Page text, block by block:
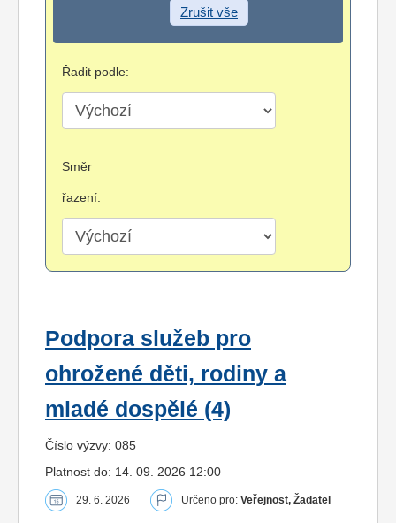
Zrušit vše
Řadit podle:
Směr
řazení:
Podpora služeb pro
ohrožené děti, rodiny a
mladé dospělé (4)
Číslo výzvy: 085
Platnost do: 14. 09. 2026 12:00
29. 6. 2026 Určeno pro: Veřejnost, Žadatel